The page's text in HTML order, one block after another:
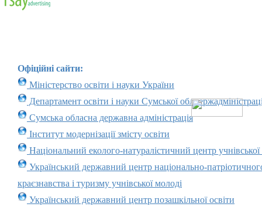
Офіційні сайти:
Міністерство освіти і науки України
Департамент освіти і науки Сумської
Сумська обласна державна адміністрація
Інститут модернізації змісту освіти
Національний еколого-натуралістичний центр учнівської
Український державний центр національно-
краєзнавства і туризму учнівської молоді
Український державний центр позашкільної освіти